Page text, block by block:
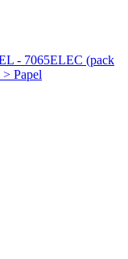
- 7065ELEC (pack
Papel